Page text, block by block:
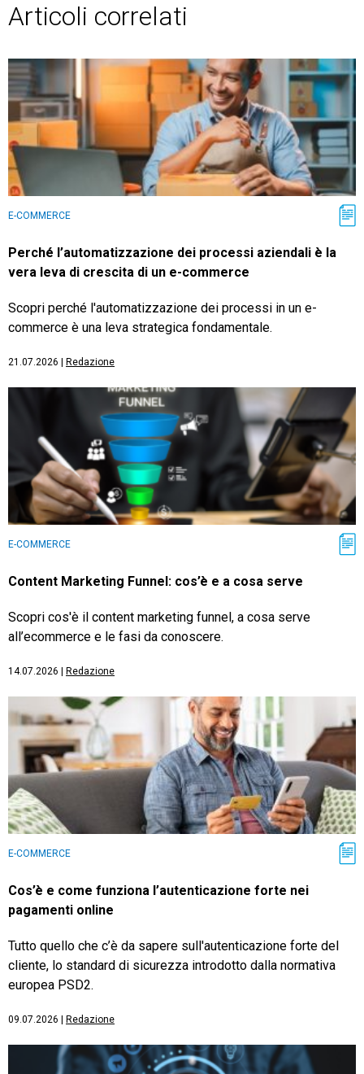
Articoli correlati
E-COMMERCE
Perché l’automatizzazione dei processi aziendali è la
vera leva di crescita di un e-commerce
Scopri perché l'automatizzazione dei processi in un e-
commerce è una leva strategica fondamentale.
21.07.2026 Redazione
E-COMMERCE
Content Marketing Funnel: cos’è e a cosa serve
Scopri cos'è il content marketing funnel, a cosa serve
all’ecommerce e le fasi da conoscere.
14.07.2026 Redazione
E-COMMERCE
Cos’è e come funziona l’autenticazione forte nei
pagamenti online
Tutto quello che c’è da sapere sull'autenticazione forte del
cliente, lo standard di sicurezza introdotto dalla normativa
europea PSD2.
09.07.2026 Redazione